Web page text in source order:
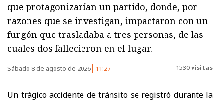
que protagonizarían un partido, donde, por
razones que se investigan, impactaron con un
furgón que trasladaba a tres personas, de las
cuales dos fallecieron en el lugar.
Sábado 8 de agosto de 2026 11:27 1530visitas
Un trágico accidente de tránsito se registró durante la